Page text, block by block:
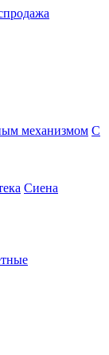
механизмом С
Сиена